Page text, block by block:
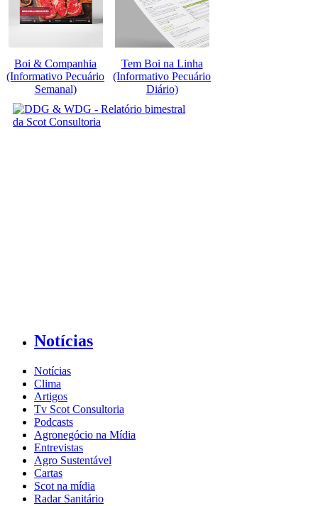
Boi & Companhia
(Informativo Pecuário
Semanal)
Tem Boi na Linha
(Informativo Pecuário
Diário)
Notícias
Notícias
Clima
Artigos
Tv Scot Consultoria
Podcasts
Agronegócio na Mídia
Entrevistas
Agro Sustentável
Cartas
Scot na mídia
Radar Sanitário